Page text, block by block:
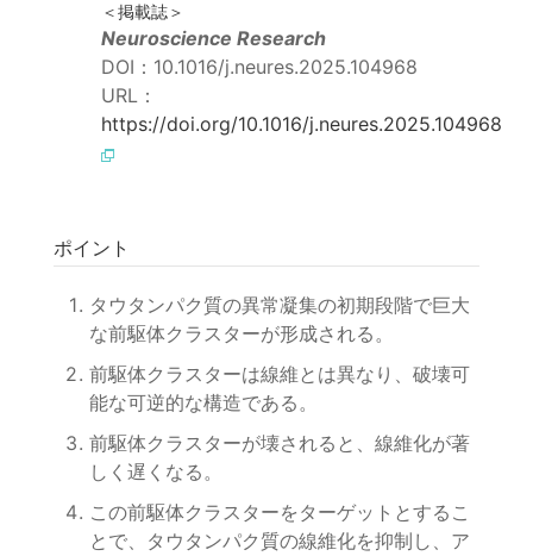
＜掲載誌＞
Neuroscience Research
DOI：10.1016/j.neures.2025.104968
URL：
https://doi.org/10.1016/j.neures.2025.104968
ポイント
タウタンパク質の異常凝集の初期段階で巨大
な前駆体クラスターが形成される。
前駆体クラスターは線維とは異なり、破壊可
能な可逆的な構造である。
前駆体クラスターが壊されると、線維化が著
しく遅くなる。
この前駆体クラスターをターゲットとするこ
とで、タウタンパク質の線維化を抑制し、ア